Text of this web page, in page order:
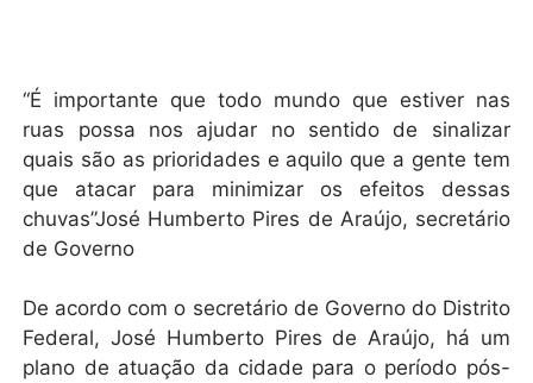
“É importante que todo mundo que estiver nas
ruas possa nos ajudar no sentido de sinalizar
quais são as prioridades e aquilo que a gente tem
que atacar para minimizar os efeitos dessas
chuvas”José Humberto Pires de Araújo, secretário
de Governo
De acordo com o secretário de Governo do Distrito
Federal, José Humberto Pires de Araújo, há um
plano de atuação da cidade para o período pós-